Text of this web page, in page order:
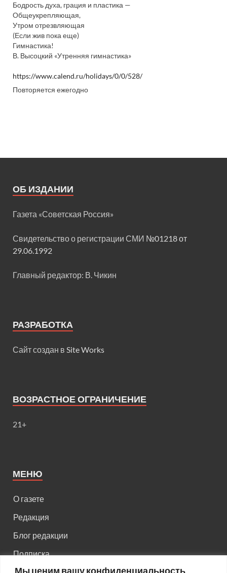
Мы ценим вашу конфиденциальность
Бодрость духа, грация и пластика —
Общеукрепляющая,
Утром отрезвляющая
(Если жив пока еще)
Гимнастика!
В. Высоцкий «Утренняя гимнастика»
https://www.calend.ru/holidays/0/0/528/
Повторяется ежегодно
ОБ ИЗДАНИИ
Газета «Советская Россия»
Свидетельство о регистрации СМИ №01218 от
29.06.1992
Главный редактор: В. Чикин
РАЗРАБОТКА
Сайт создан в Site Works
ВОЗРАСТНОЕ ОГРАНИЧЕНИЕ
21+
МЕНЮ
О газете
Редакция
Блог редакции
Подписка